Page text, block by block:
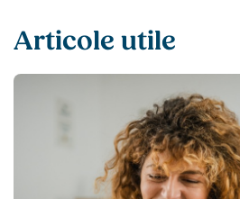
Articole utile